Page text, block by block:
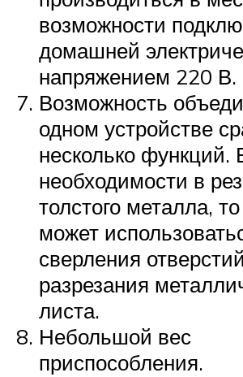
возможности
домашней
напряжением 220 В.
Возможность
одном устройстве
несколько функций.
необходимости в
толстого металла,
может
сверления
разрезания
листа.
Небольшой вес
приспособления.